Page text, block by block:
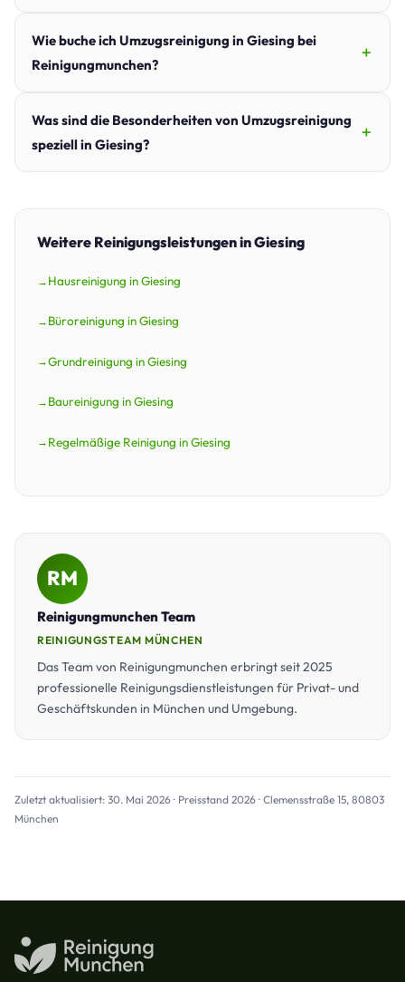
Wie buche ich Umzugsreinigung in Giesing bei
Reinigungmunchen?
Was sind die Besonderheiten von Umzugsreinigung
speziell in Giesing?
Weitere Reinigungsleistungen in Giesing
Hausreinigung in Giesing
Büroreinigung in Giesing
Grundreinigung in Giesing
Baureinigung in Giesing
Regelmäßige Reinigung in Giesing
RM
Reinigungmunchen Team
REINIGUNGSTEAM MÜNCHEN
Das Team von Reinigungmunchen erbringt seit 2025
professionelle Reinigungsdienstleistungen für Privat- und
Geschäftskunden in München und Umgebung.
Zuletzt aktualisiert: 30. Mai 2026 · Preisstand 2026 · Clemensstraße 15, 80803
München